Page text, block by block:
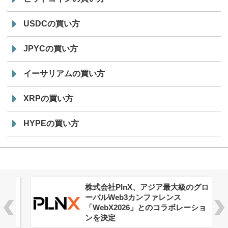
USDCの買い方
JPYCの買い方
イーサリアムの買い方
XRPの買い方
HYPEの買い方
株式会社PlnX、アジア最大級のグロ
ーバルWeb3カンファレンス
「WebX2026」とのコラボレーショ
ンを決定